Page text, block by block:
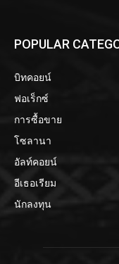
POPULAR
บิทคอยน์
ฟอเร็กซ์
การซื้อขาย
โซลานา
อัลท์คอยน์
อีเธอเรียม
นักลงทุน